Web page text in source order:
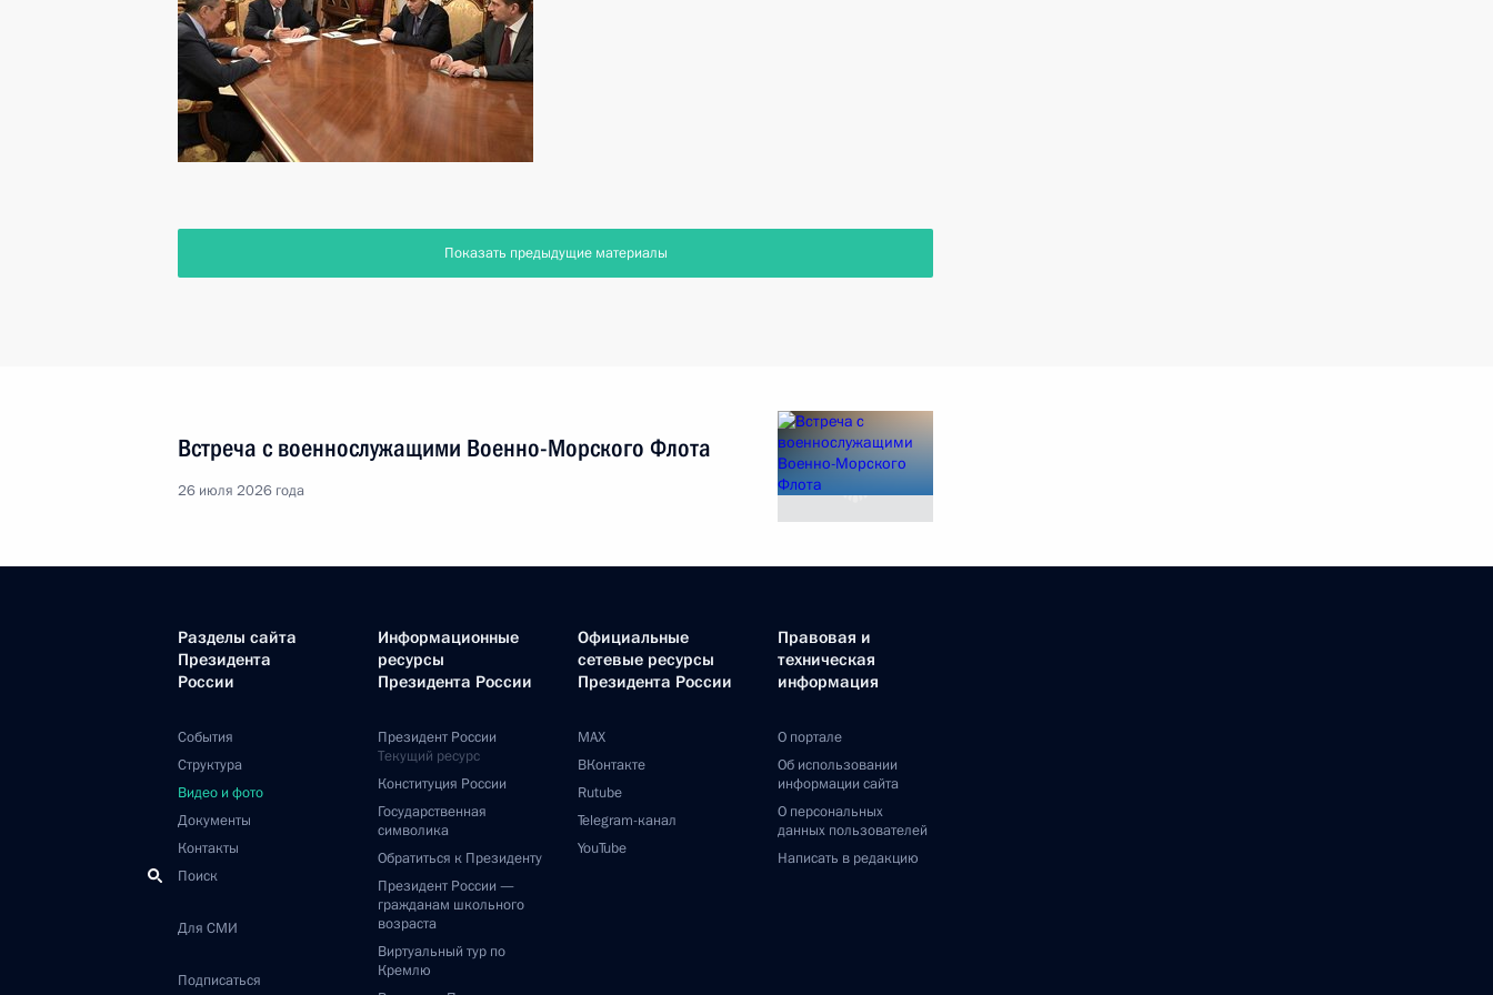
Показать предыдущие материалы
Встреча с военнослужащими Военно-Морского Флота
26 июля 2026 года
Разделы сайта
Президента
России
События
Структура
Видео и фото
Документы
Контакты
Поиск
Для СМИ
Подписаться
Информационные
ресурсы
Президента России
Президент России
Текущий ресурс
Конституция России
Государственная
символика
Обратиться к Президенту
Президент России —
гражданам школьного
возраста
Виртуальный тур по
Кремлю
Официальные
сетевые ресурсы
Президента России
MAX
ВКонтакте
Rutube
Telegram-канал
YouTube
Правовая и
техническая
информация
О портале
Об использовании
информации сайта
О персональных
данных пользователей
Написать в редакцию